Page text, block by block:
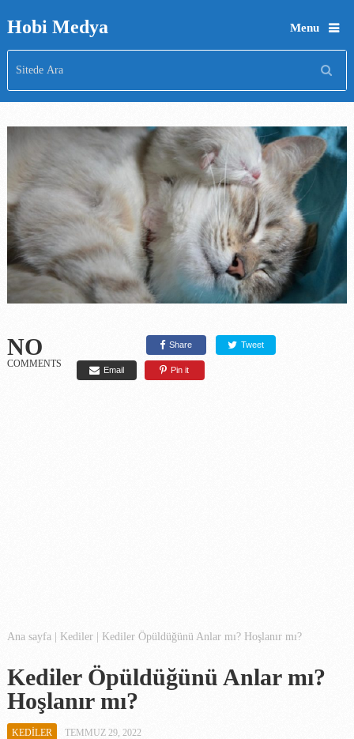
Hobi Medya Menu
NO
COMMENTS
Share Tweet
Email Pin it
Ana sayfa | Kediler| Kediler Öpüldüğünü Anlar mı? Hoşlanır mı?
Kediler Öpüldüğünü Anlar mı?
Hoşlanır mı?
KEDILER TEMMUZ 29, 2022